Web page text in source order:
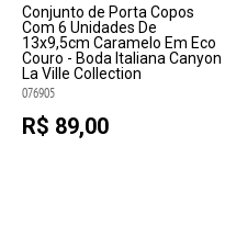
Conjunto de Porta Copos
Com 6 Unidades De
13x9,5cm Caramelo Em Eco
Couro - Boda Italiana Canyon
La Ville Collection
076905
R$ 89,00